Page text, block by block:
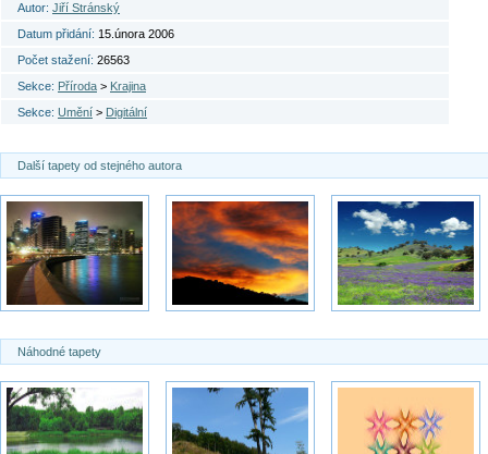
Autor: Jiří Stránský
Datum přidání: 15.února 2006
Počet stažení: 26563
Sekce: Příroda > Krajina
Sekce: Umění > Digitální
Další tapety od stejného autora
Náhodné tapety